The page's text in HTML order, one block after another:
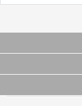
当サイトで公開されて
これらの情報を権利者
当サイトに掲載してい